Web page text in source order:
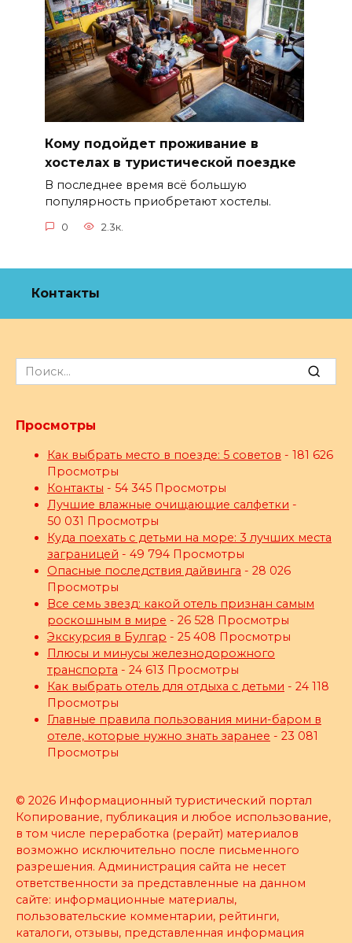
Кому подойдет проживание в
хостелах в туристической поездке
В последнее время всё большую
популярность приобретают хостелы.
0 2.3к.
Контакты
Search
for:
Просмотры
Как выбрать место в поезде: 5 советов - 181 626
Просмотры
Контакты - 54 345 Просмотры
Лучшие влажные очищающие салфетки -
50 031 Просмотры
Куда поехать с детьми на море: 3 лучших места
заграницей - 49 794 Просмотры
Опасные последствия дайвинга - 28 026
Просмотры
Все семь звезд: какой отель признан самым
роскошным в мире - 26 528 Просмотры
Экскурсия в Булгар - 25 408 Просмотры
Плюсы и минусы железнодорожного
транспорта - 24 613 Просмотры
Как выбрать отель для отдыха с детьми - 24 118
Просмотры
Главные правила пользования мини-баром в
отеле, которые нужно знать заранее - 23 081
Просмотры
© 2026 Информационный туристический портал
Копирование, публикация и любое использование,
в том числе переработка (рерайт) материалов
возможно исключительно после письменного
разрешения. Администрация сайта не несет
ответственности за представленные на данном
сайте: информационные материалы,
пользовательские комментарии, рейтинги,
каталоги, отзывы, представленная информация